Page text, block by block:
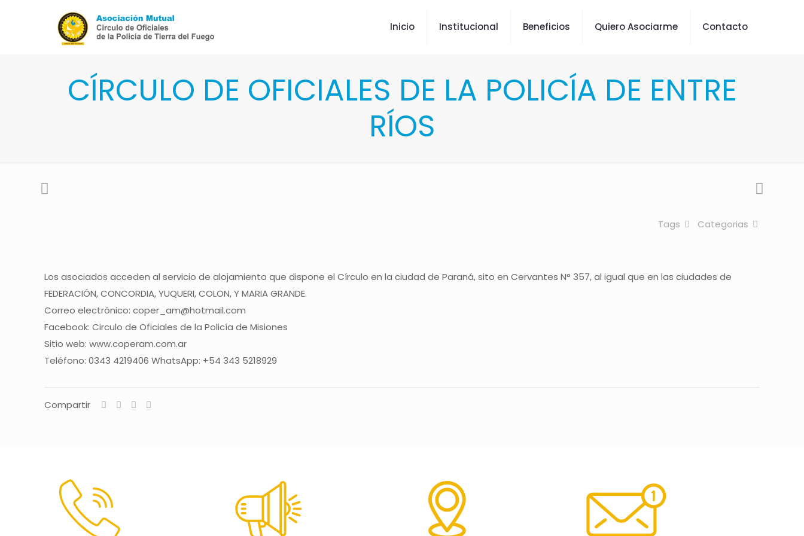
Inicio Institucional Beneficios Quiero Asociarme Contacto
CÍRCULO DE OFICIALES DE LA POLICÍA DE ENTRE
RÍOS
Categorias
Tags
Los asociados acceden al servicio de alojamiento que dispone el Círculo en la ciudad de Paraná, sito en Cervantes N° 357, al igual que en las ciudades de
FEDERACIÓN, CONCORDIA, YUQUERI, COLON, Y MARIA GRANDE.
Correo electrónico: coper_am@hotmail.com
Facebook: Circulo de Oficiales de la Policía de Misiones
Sitio web: www.coperam.com.ar
Teléfono: 0343 4219406 WhatsApp: +54 343 5218929
Compartir